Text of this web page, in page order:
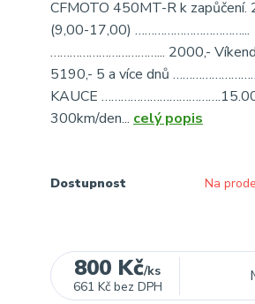
CFMOTO 450MT-R k
(9,00-17,00) ……………………………...
……………………………... 2000,- Víkend
5190,- 5 a více dnů
KAUCE
300km/den... celý popis
Dostupnost Na
800 Kč/ks
661 Kč bez DPH